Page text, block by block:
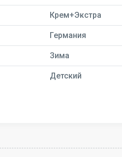
Крем+Экстра
Германия
Зима
Детский